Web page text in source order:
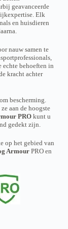
geavanceerde
Elk
en huisdieren
nauw samen te
echte behoeften in
kracht achter
bescherming.
aan de hoogste
PROkunt u
gedekt zijn.
op het gebied van
ArmourPRO en